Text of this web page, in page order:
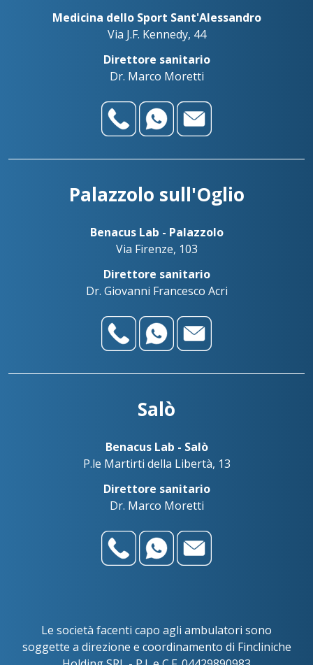
Medicina dello Sport Sant'Alessandro
Via J.F. Kennedy, 44
Direttore sanitario
Dr. Marco Moretti
Palazzolo sull'Oglio
Benacus Lab - Palazzolo
Via Firenze, 103
Direttore sanitario
Dr. Giovanni Francesco Acri
Salò
Benacus Lab - Salò
P.le Martirti della Libertà, 13
Direttore sanitario
Dr. Marco Moretti
Le società facenti capo agli ambulatori sono
soggette a direzione e coordinamento di Fincliniche